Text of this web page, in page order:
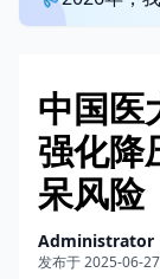
中国医
强化降
呆风险
Administrator
发布于 2025-06-27